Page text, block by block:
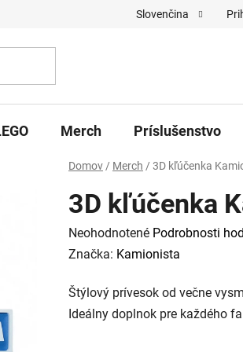
používaní cookies Formulár na
Slovenčina
Merch Príslušenstvo
Domov / Merch / 3D kľúčenka
3D kľúčenka
Priemerné
hodnotenie
je
0,0
Neohodnotené Podrobnosti
Značka: Kamionista
Štýlový prívesok od večne
Ideálny doplnok pre každého